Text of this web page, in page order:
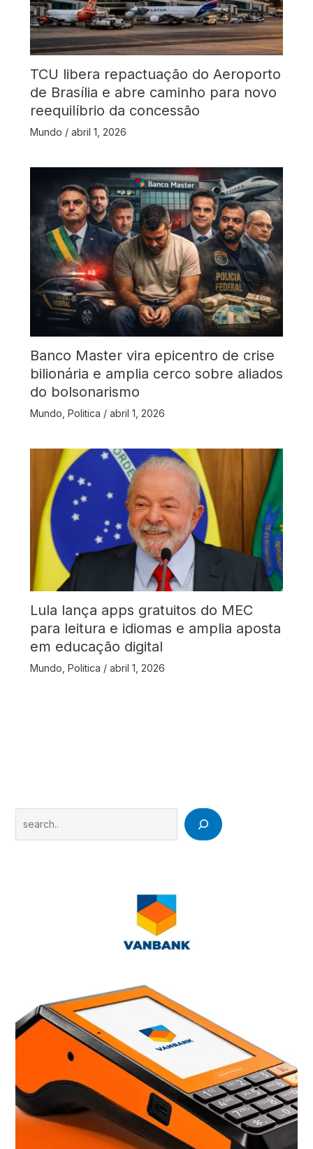
TCU libera repactuação do Aeroporto
de Brasília e abre caminho para novo
reequilíbrio da concessão
Mundo / abril 1, 2026
Banco Master vira epicentro de crise
bilionária e amplia cerco sobre aliados
do bolsonarismo
Mundo Politica / abril 1, 2026
Lula lança apps gratuitos do MEC
para leitura e idiomas e amplia aposta
em educação digital
Mundo Politica / abril 1, 2026